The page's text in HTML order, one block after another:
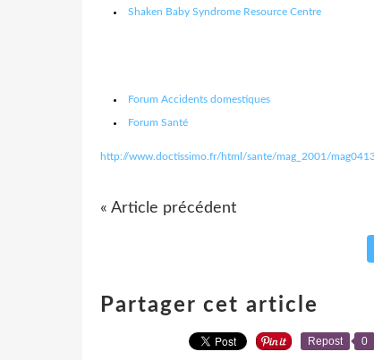
Shaken Baby Syndrome Resource Centre
Forum Accidents domestiques
Forum Santé
http://www.doctissimo.fr/html/sante/mag_2001/
« Article précédent
Partager cet article
Repost 0